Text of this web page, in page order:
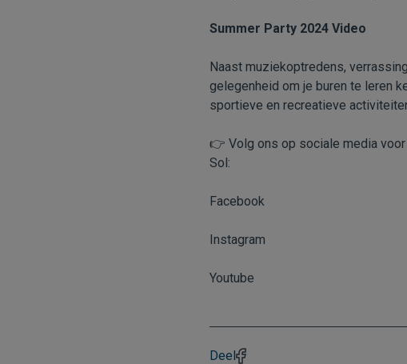
Summer Party 2024 Video
Naast muziekoptredens,
gelegenheid om je buren te leren
sportieve en recreatieve
👉 Volg ons op sociale media
Sol:
Facebook
Instagram
Youtube
Deel